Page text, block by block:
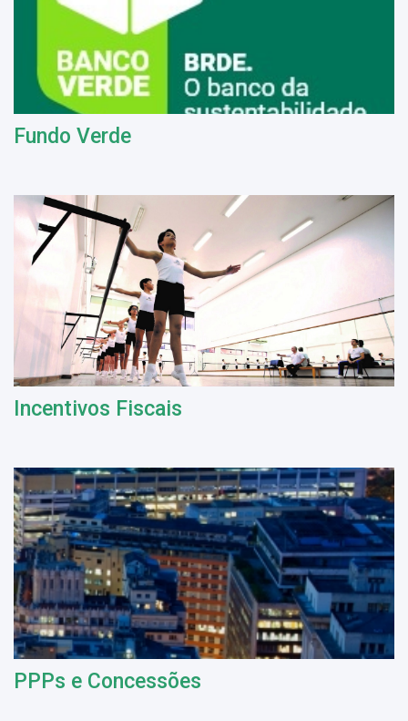
Fundo Verde
Incentivos Fiscais
PPPs e Concessões